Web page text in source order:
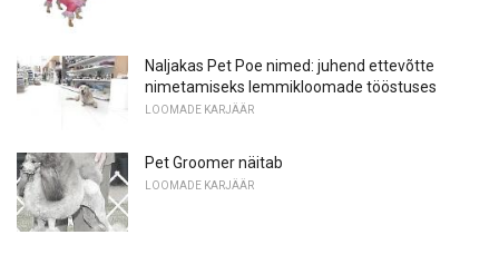
Naljakas Pet Poe nimed: juhend ettevõtte
nimetamiseks lemmikloomade tööstuses
LOOMADE KARJÄÄR
Pet Groomer näitab
LOOMADE KARJÄÄR